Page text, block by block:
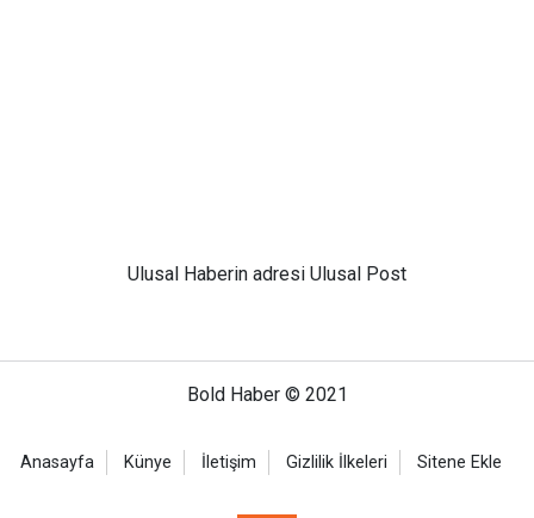
Ulusal Haberin adresi Ulusal Post
Bold Haber © 2021
Anasayfa Künye İletişim Gizlilik İlkeleri Sitene Ekle